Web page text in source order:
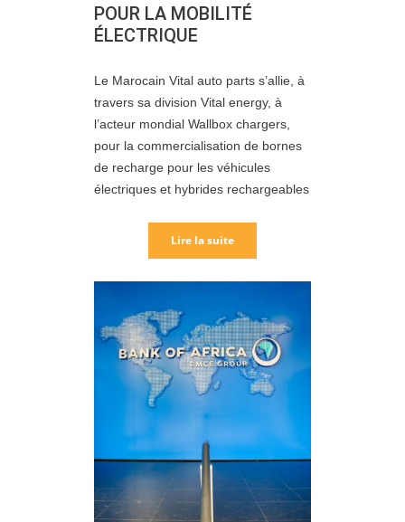
POUR LA MOBILITÉ
ÉLECTRIQUE
Le Marocain Vital auto parts s’allie, à
travers sa division Vital energy, à
l’acteur mondial Wallbox chargers,
pour la commercialisation de bornes
de recharge pour les véhicules
électriques et hybrides rechargeables
Lire la suite